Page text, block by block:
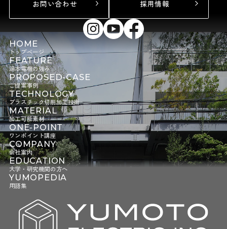
お問い合わせ 採用情報
HOME
トップページ
FEATURE
湯本電機の強み
PROPOSED-CASE
ご提案事例
TECHNOLOGY
プラスチック切削加工技術
MATERIAL
加工可能素材
ONE-POINT
ワンポイント講座
COMPANY
会社案内
EDUCATION
大学・研究機関の方へ
YUMOPEDIA
用語集